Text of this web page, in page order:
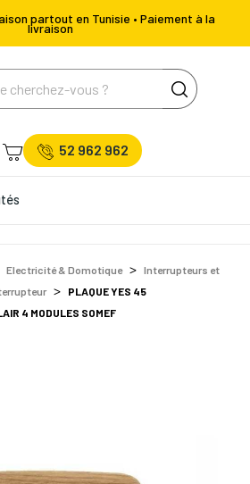
partout en Tunisie • Paiement à la
livraison
52 962 962
Electricité & Domotique
Interrupteurs et
PLAQUE YES 45
4 MODULES SOMEF